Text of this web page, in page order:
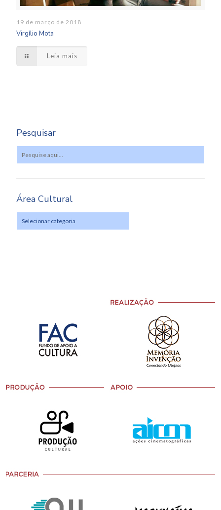
19 de março de 2018
Virgílio Mota
Leia mais
Pesquisar
Área Cultural